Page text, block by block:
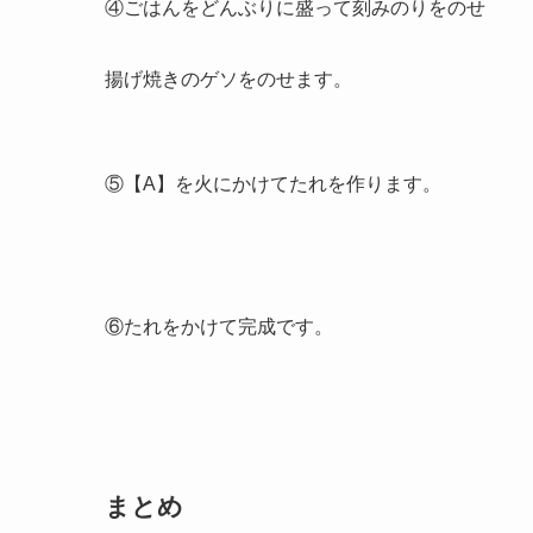
④ごはんをどんぶりに盛って刻みのりをのせ
揚げ焼きのゲソをのせます。
⑤【A】を火にかけてたれを作ります。
⑥たれをかけて完成です。
まとめ